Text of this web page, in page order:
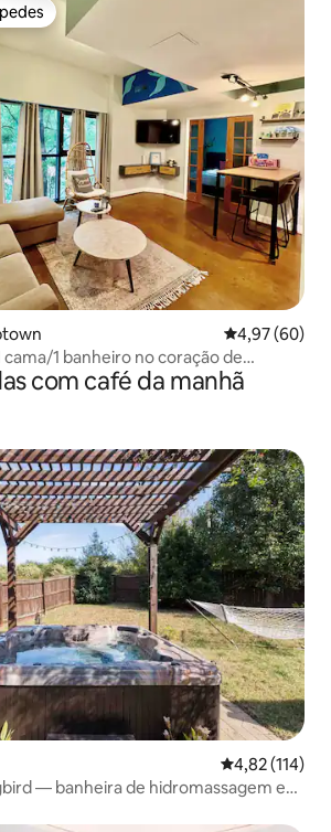
4,97 de uma
4,97 (60)
1 banheiro no coração de
com café da manhã
4,82 de uma
4,82 (114)
— banheira de hidromassagem e